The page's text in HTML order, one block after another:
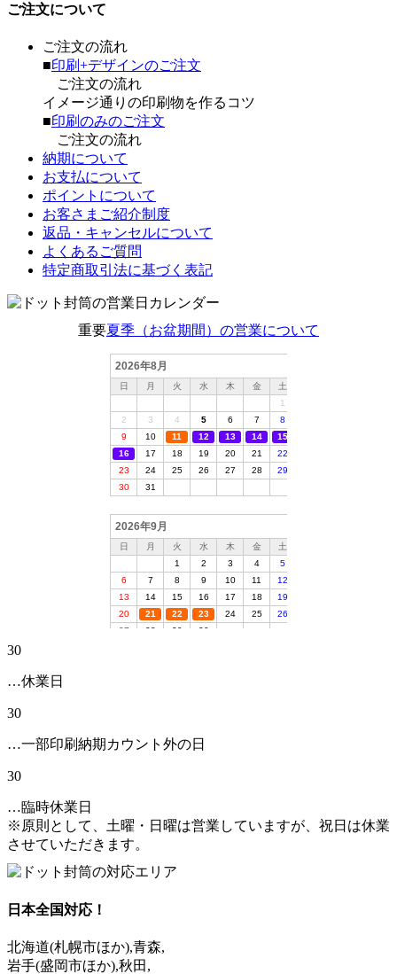
ご注文について
ご注文の流れ
■印刷+デザインのご注文
ご注文の流れ
イメージ通りの印刷物を作るコツ
■印刷のみのご注文
ご注文の流れ
納期について
お支払について
ポイントについて
お客さまご紹介制度
返品・キャンセルについて
よくあるご質問
特定商取引法に基づく表記
重要夏季（お盆期間）の営業について
30
…休業日
30
…一部印刷納期カウント外の日
30
…臨時休業日
※原則として、土曜・日曜は営業していますが、祝日は休業
させていただきます。
日本全国対応！
北海道(札幌市ほか),青森,
岩手(盛岡市ほか),秋田,